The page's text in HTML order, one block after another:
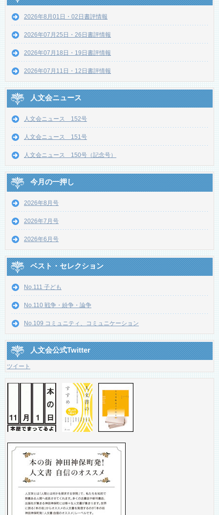
2026年8月01日・02日書評情報
2026年07月25日・26日書評情報
2026年07月18日・19日書評情報
2026年07月11日・12日書評情報
人文会ニュース
人文会ニュース 152号
人文会ニュース 151号
人文会ニュース 150号（記念号）
今月の一押し
2026年8月号
2026年7月号
2026年6月号
ベスト・セレクション
No.111 子ども
No.110 戦争・紛争・論争
No.109 コミュニティ、コミュニケーション
人文会公式Twitter
ツイート